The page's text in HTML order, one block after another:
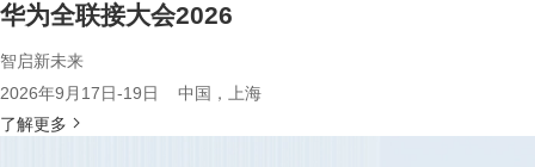
华为全联接大会2026
智启新未来
2026年9月17日-19日 中国，上海
了解更多